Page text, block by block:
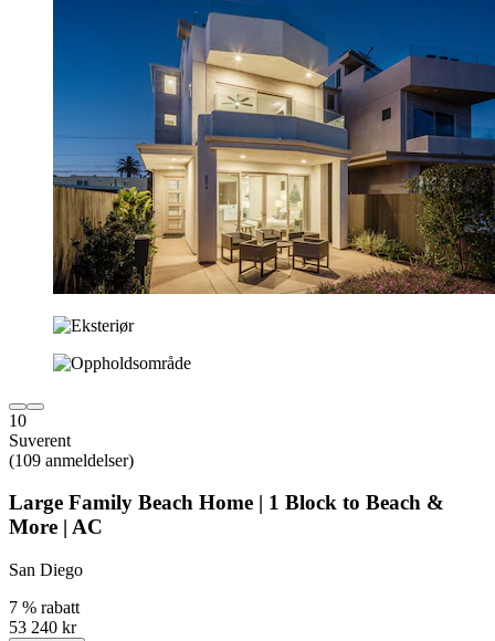
10
Suverent
(109 anmeldelser)
Large Family Beach Home | 1 Block to Beach &
More | AC
San Diego
7 % rabatt
53 240 kr